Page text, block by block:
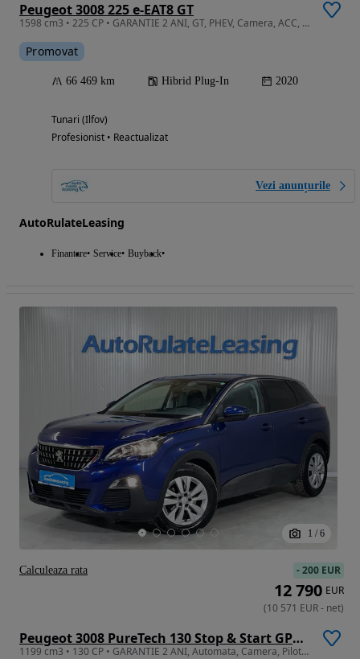
Peugeot 3008 225 e-EAT8 GT
1598 cm3 • 225 CP • GARANTIE 2 ANI, GT, PHEV, Camera, ACC, Masaj, Piele
Promovat
66 469 km Hibrid Plug-In 2020
Tunari (Ilfov)
Profesionist • Reactualizat
Vezi anunțurile
AutoRulateLeasing
Finantare Service Buyback
1 / 6
Peugeot 3008 PureTech 130 Stop & Start GPF EAT8 Active Business-Paket
1199 cm3 • 130 CP • GARANTIE 2 ANI, Automata, Camera, Pilot auto, Navi
-200 EUR
12 790 EUR
(10 571 EUR- net)
Calculeaza rata